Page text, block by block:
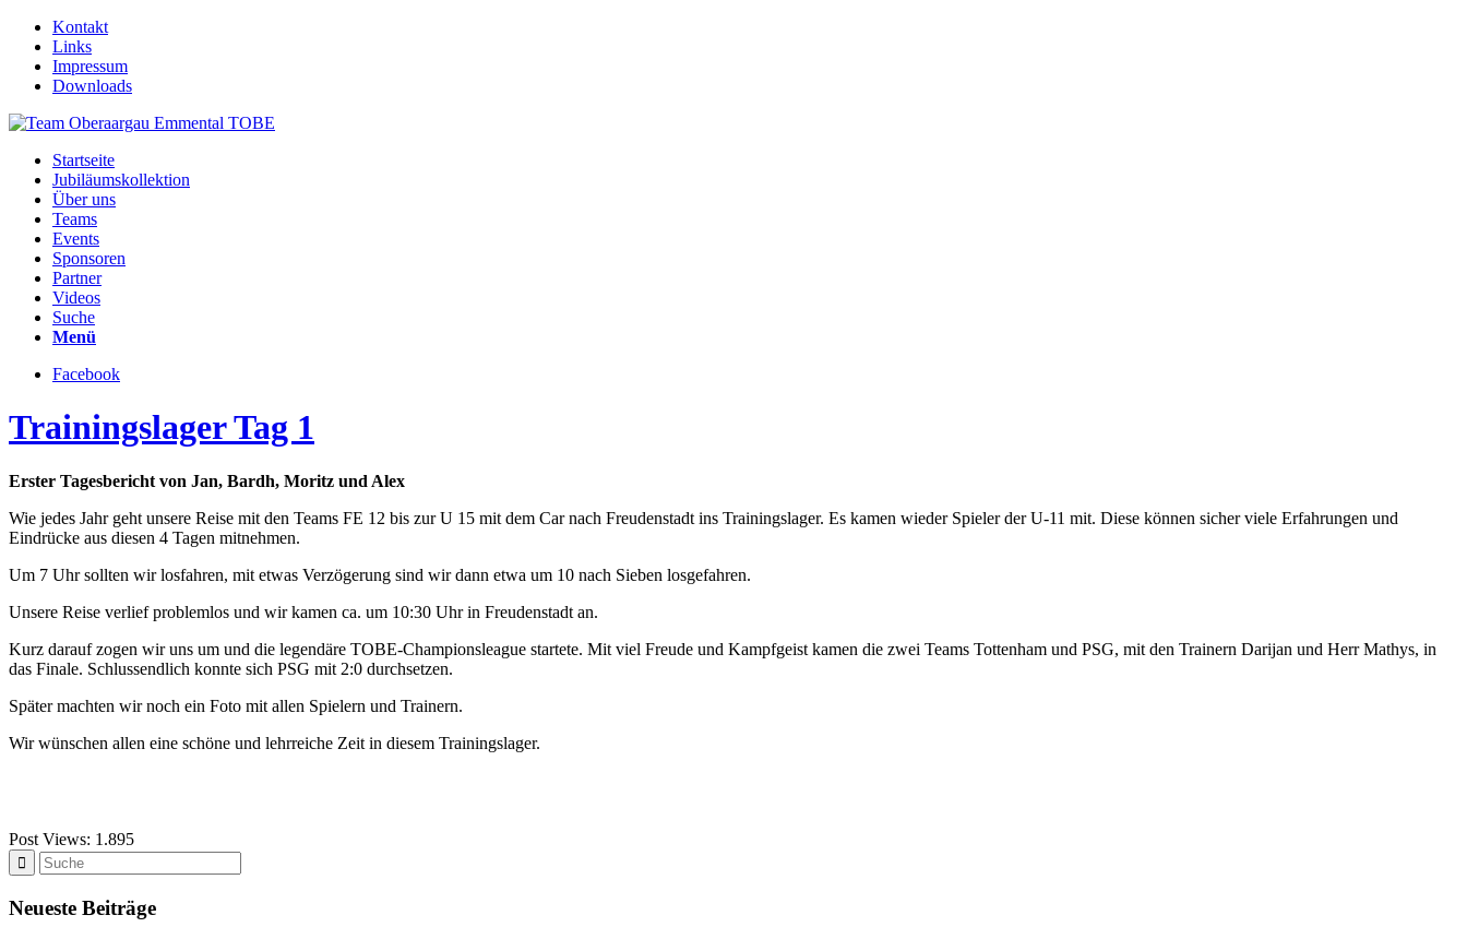
Kontakt
Links
Impressum
Downloads
Startseite
Jubiläumskollektion
Über uns
Teams
Events
Sponsoren
Partner
Videos
Suche
Menü
Facebook
Trainingslager Tag 1
Erster Tagesbericht von Jan, Bardh, Moritz und Alex
Wie jedes Jahr geht unsere Reise mit den Teams FE 12 bis zur U 15 mit dem Car nach Freudenstadt ins Trainingslager. Es kamen wieder Spieler der U-11 mit. Diese können sicher viele Erfahrungen und
Eindrücke aus diesen 4 Tagen mitnehmen.
Um 7 Uhr sollten wir losfahren, mit etwas Verzögerung sind wir dann etwa um 10 nach Sieben losgefahren.
Unsere Reise verlief problemlos und wir kamen ca. um 10:30 Uhr in Freudenstadt an.
Kurz darauf zogen wir uns um und die legendäre TOBE-Championsleague startete. Mit viel Freude und Kampfgeist kamen die zwei Teams Tottenham und PSG, mit den Trainern Darijan und Herr Mathys, in
das Finale. Schlussendlich konnte sich PSG mit 2:0 durchsetzen.
Später machten wir noch ein Foto mit allen Spielern und Trainern.
Wir wünschen allen eine schöne und lehrreiche Zeit in diesem Trainingslager.
Post Views: 1.895
Neueste Beiträge